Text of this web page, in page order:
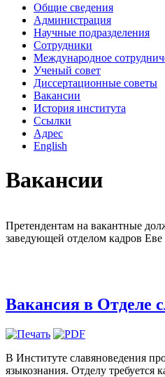
Общие сведения
Администрация
Научные подразделения
Сотрудники
Международное
Ученый совет
Диссертационные советы
Вакансии
История института
Ссылки
Адрес
English
Вакансии
Претендентам на вакантные
заведующей отделом кадров
Вакансия в Отделе
В Институте славяноведения
языкознания. Отделу требуется